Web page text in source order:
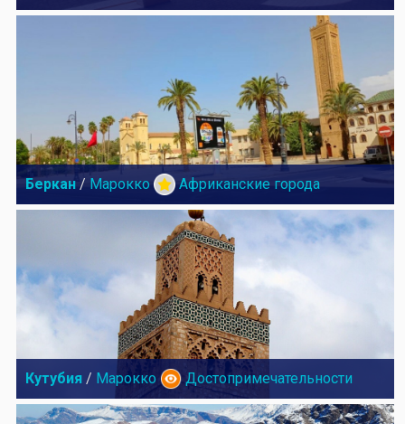
Беркан / Марокко Африканские города
Кутубия / Марокко Достопримечательности